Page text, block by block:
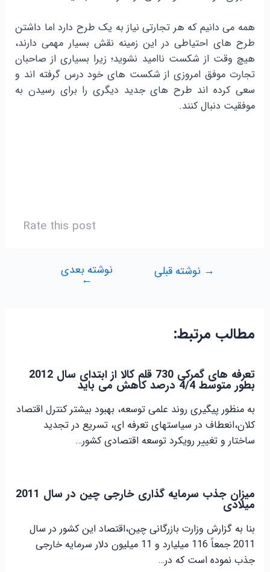
همه می دانیم که هر تجارتی نیاز به یک طرح دارد اما داشتن
طرح های احتیاطی در این زمینه نقش بسیار مهمی دارند،
هیچ وقت از شکست ناامید نشوید؛ زیرا بسیاری از صاحبان
تجارت موفق امروزی از شکست های خود درس گرفته اند و
سعی کرده اند طرح های جدید دیگری را برای رسیدن به
موفقیت دنبال کنند.
Rate this post
راهبری
→ نوشته قبلی نوشته بعدی
←
مطالب مرتبط:
تعرفه های گمرکی 730 قلم کالا از ابتدای سال 2012
بطور متوسط 4/4 درصد کاهش می باید
به منظور پیگیری روند علمی توسعه، بهبود بیشتر کنترل اقتصاد
کلان،انعطاف در سیاستهای تعرفه ای، تسریع در تجدید
ساختار و تغییر رویکرد توسعه اقتصادی کشور…
میزان جذب سرمایه گذاری خارجی چین در سال 2011
میلادی
بنا به گزارش وزارت بازرگانی چین،اقتصاد این کشور در سال
2011 جمعاً 116 میلیارد و 11 میلیون دلار سرمایه خارجی
جذب نموده است که در…